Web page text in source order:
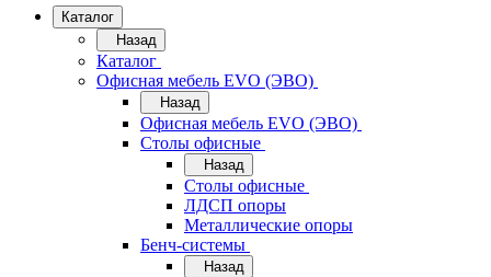
Каталог
Назад
Каталог
Офисная мебель EVO (ЭВО)
Назад
Офисная мебель EVO (ЭВО)
Cтолы офисные
Назад
Cтолы офисные
ЛДСП опоры
Металлические опоры
Бенч-системы
Назад